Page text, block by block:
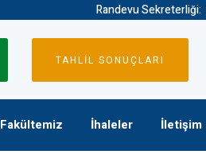
Randevu Sekreterliği:
TAHLİL SONUÇLARI
Fakültemiz İhaleler İletişim